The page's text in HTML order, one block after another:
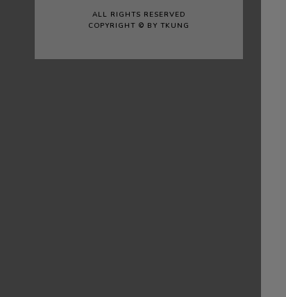
ALL RIGHTS RESERVED
COPYRIGHT © BY TKUNG